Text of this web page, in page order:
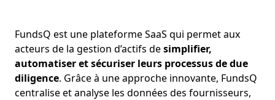
FundsQ est une plateforme SaaS qui permet aux
acteurs de la gestion d’actifs desimplifier,
automatiser et sécuriser leurs processus de due
diligence. Grâce à une approche innovante, FundsQ
centralise et analyse les données des fournisseurs,